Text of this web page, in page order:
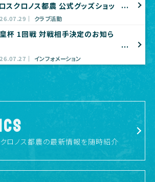
スクロノス都農 公式グッズショッ
店のお知らせ
クラブ活動
杯 1回戦 対戦相手決定のお知ら
インフォメーション
ロノス都農の最新情報を随時紹介